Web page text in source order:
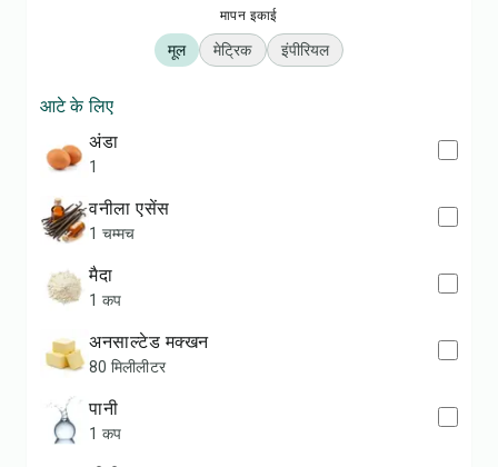
मापन इकाई
मूल मेट्रिक इंपीरियल
आटे के लिए
अंडा
1
वनीला एसेंस
1 चम्मच
मैदा
1 कप
अनसाल्टेड मक्खन
80 मिलीलीटर
पानी
1 कप